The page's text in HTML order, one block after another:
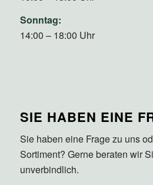
Sonntag:
14:00 – 18:00 Uhr
SIE HABEN EINE
Sie haben eine Frage zu uns
Sortiment? Gerne beraten wir
unverbindlich.